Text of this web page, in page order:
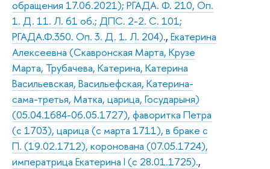
обращения 17.06.2021); РГАДА. Ф. 210, Оп.
1. Д. 11. Л. 61 об.; ДПС. 2-2. С. 101;
РГАДА.Ф.350. Оп. 3. Д. 1. Л. 204)., Екатерина
Алексеевна (Скавронская Марта, Крузе
Марта, Трубачева, Катерина, Катерина
Васильевская, Васильефская, Катерина-
сама-третья, Матка, царица, Государыня)
(05.04.1684-06.05.1727), фаворитка Петра
(с 1703), царица (с марта 1711), в браке с
П. (19.02.1712), коронована (07.05.1724),
императрица Екатерина I (с 28.01.1725).,